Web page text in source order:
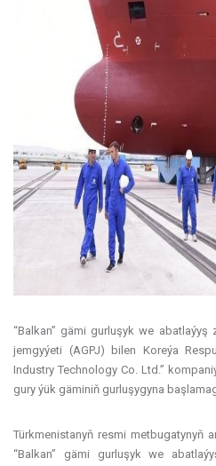
“Balkan” gämi gurluşyk we
jemgyýeti (AGPJ) bilen Koreýa
Industry Technology Co. Ltd.”
gury ýük gäminiň gurluşygyna
Türkmenistanyň resmi metbugatynyň
“Balkan” gämi gurluşyk we